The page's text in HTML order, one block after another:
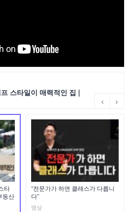
스타일이 매력적인 집 |
타
동산
“전문가가 하면 클래스가 다릅니
다”
영상